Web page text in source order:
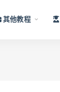
其他教程